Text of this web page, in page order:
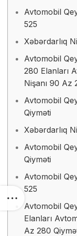
Avtomobil
525
Xəbərdarlıq
Avtomobil
280 Elanları
Nişanı 90 Az
Avtomobil
Qiyməti
Xəbərdarlıq
Avtomobil
Qiyməti
Avtomobil
525
Avtomobil
Elanları
Az 280